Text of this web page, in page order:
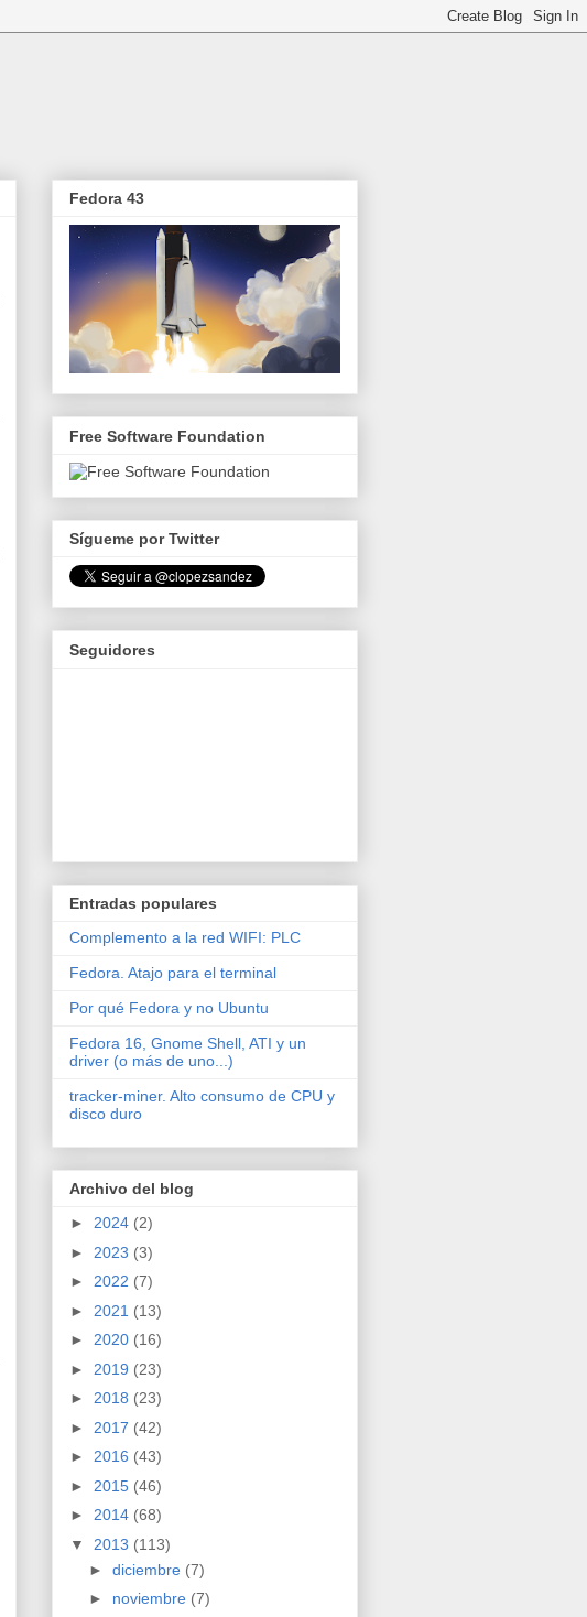
Fedora 43
Free Software Foundation
Sígueme por Twitter
Seguidores
Entradas populares
Complemento a la red WIFI: PLC
Fedora. Atajo para el terminal
Por qué Fedora y no Ubuntu
Fedora 16, Gnome Shell, ATI y un
driver (o más de uno...)
tracker-miner. Alto consumo de CPU y
disco duro
Archivo del blog
► 2024 (2)
► 2023 (3)
► 2022 (7)
► 2021 (13)
► 2020 (16)
► 2019 (23)
► 2018 (23)
► 2017 (42)
► 2016 (43)
► 2015 (46)
► 2014 (68)
▼ 2013 (113)
► diciembre (7)
► noviembre (7)